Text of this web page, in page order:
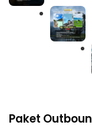
Paket